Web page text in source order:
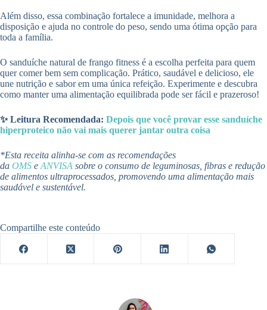
Além disso, essa combinação fortalece a imunidade, melhora a
disposição e ajuda no controle do peso, sendo uma ótima opção para
toda a família.
O sanduíche natural de frango fitness é a escolha perfeita para quem
quer comer bem sem complicação. Prático, saudável e delicioso, ele
une nutrição e sabor em uma única refeição. Experimente e descubra
como manter uma alimentação equilibrada pode ser fácil e prazeroso!
✨ Leitura Recomendada: Depois que você provar esse sanduíche
hiperproteico não vai mais querer jantar outra coisa
*Esta receita alinha-se com as recomendações
da OMS e ANVISA sobre o consumo de leguminosas, fibras e redução
de alimentos ultraprocessados, promovendo uma alimentação mais
saudável e sustentável.
Compartilhe este conteúdo